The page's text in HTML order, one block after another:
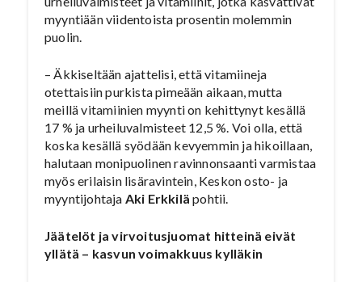
myyntiään viidentoista prosentin molemmin
puolin.
– Äkkiseltään ajattelisi, että vitamiineja
otettaisiin purkista pimeään aikaan, mutta
meillä vitamiinien myynti on kehittynyt kesällä
17 % ja urheiluvalmisteet 12,5 %. Voi olla, että
koska kesällä syödään kevyemmin ja hikoillaan,
halutaan monipuolinen ravinnonsaanti varmistaa
myös erilaisin lisäravintein, Keskon osto- ja
myyntijohtaja Aki Erkkilä pohtii.
Jäätelöt ja virvoitusjuomat hitteinä eivät
yllätä – kasvun voimakkuus kylläkin